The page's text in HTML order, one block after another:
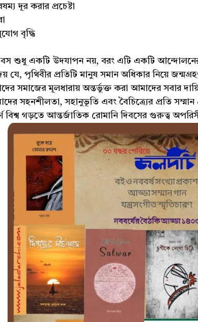
দূর করার প্রচেষ্টা
বৃদ্ধি
শুধু একটি উদযাপন নয়, বরং এটি একটি
যে, পৃথিবীর প্রতিটি মানুষ সমান অধিকার নিয়ে
সমাজের মূলধারায় অন্তর্ভুক্ত করা আমাদের সবার
সহনশীলতা, সহানুভূতি এবং বৈচিত্র্যের প্রতি সম্মান
বিশ্ব গড়তে আন্তর্জাতিক রোমানি দিবসের গুরুত্ব